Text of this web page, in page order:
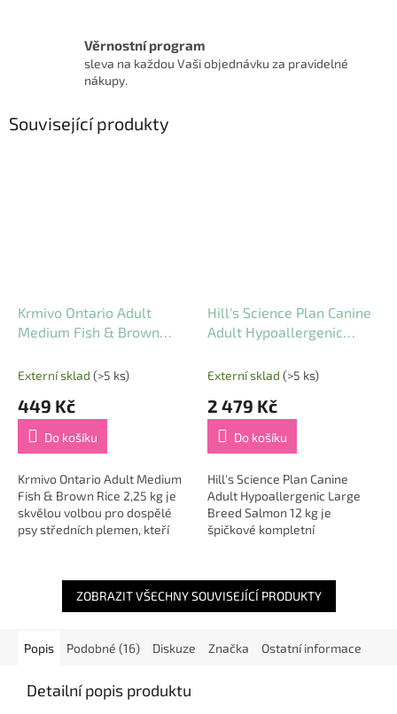
Věrnostní program
sleva na každou Vaši objednávku za pravidelné
nákupy.
Související produkty
Krmivo Ontario Adult
Medium Fish & Brown
Externí sklad (>5 ks)
449 Kč
Do košíku
Krmivo Ontario Adult Medium
Fish & Brown Rice 2,25 kg je
skvělou volbou pro dospělé
psy středních plemen, kteří
každodenní...
Hill's Science Plan Canine
Adult Hypoallergenic
Externí sklad (>5 ks)
2 479 Kč
Do košíku
Hill's Science Plan Canine
Adult Hypoallergenic Large
Breed Salmon 12 kg je
špičkové kompletní
plemen s citlivým zažíváním...
ZOBRAZIT VŠECHNY SOUVISEJÍCÍ PRODUKTY
Popis Podobné (16) Diskuze Značka Ostatní informace
Detailní popis produktu